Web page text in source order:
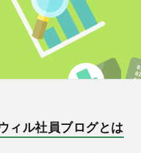
ィル社員ブログとは